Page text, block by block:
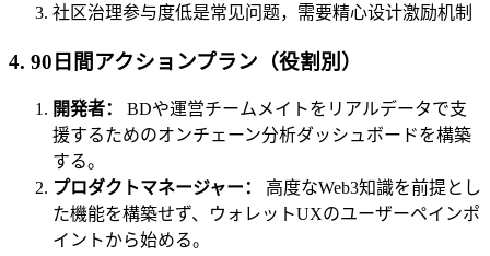
社区治理参与度低是常见问题，需要精心设计激励机制
4. 90日間アクションプラン（役割別）
開発者：
BDや運営チームメイトをリアルデータで支
援するためのオンチェーン分析ダッシュボードを構築
する。
プロダクトマネージャー：
高度なWeb3知識を前提とし
た機能を構築せず、ウォレットUXのユーザーペインポ
イントから始める。